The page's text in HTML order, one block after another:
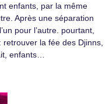
enfants, par la même
Après une séparation
pour l’autre. pourtant,
la fée des Djinns,
enfants…